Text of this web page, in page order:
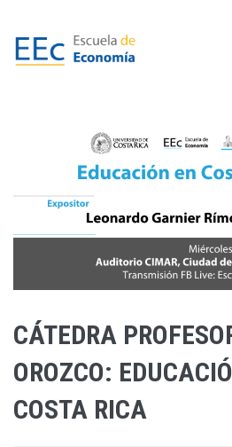
contenido
CÁTEDRA
OROZCO:
COSTA RICA